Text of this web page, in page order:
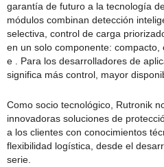
garantía de futuro a la tecnología
módulos combinan detección
selectiva, control de carga
en un solo componente:
e . Para los desarrolladores de
significa más control, mayor
Como socio tecnológico, Rutronik
innovadoras soluciones de
a los clientes con conocimientos
flexibilidad logística, desde el
serie.